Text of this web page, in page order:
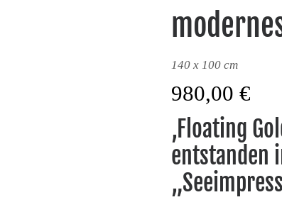
140 x 100 cm
980,00€
‚Floating
entstanden